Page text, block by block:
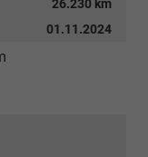
26.230 km
01.11.2024